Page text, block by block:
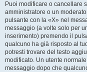
Puoi modificare o cancellare
amministratore o un
pulsante con la «X» nel
messaggio (a volte solo per
inserimento) premendo il
qualcuno ha già risposto al
potresti trovare del testo
modificato. Un utente
messaggio dopo che